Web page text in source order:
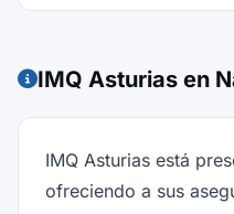
IMQ Asturias en
IMQ Asturias está
ofreciendo a sus